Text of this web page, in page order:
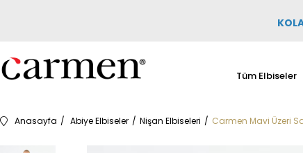
Tüm Elbiseler
Anasayfa Abiye Elbiseler Nişan Elbiseleri Carmen Mavi Üzeri